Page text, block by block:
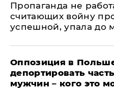
​Пропаганда не
считающих войну
успешной, упала до
Оппозиция в
депортировать
мужчин – кого это